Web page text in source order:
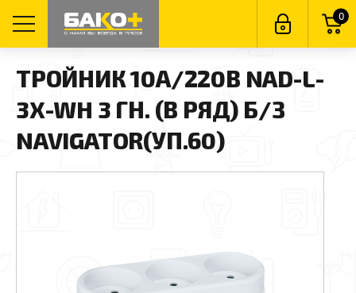
0
ТРОЙНИК 10А/220В NAD-L-
3X-WH 3 ГН. (В РЯД) Б/З
NAVIGATOR(УП.60)